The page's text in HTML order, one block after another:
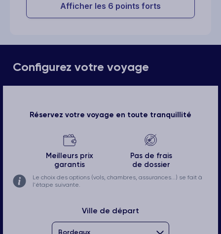
Afficher les 6 points forts
Configurez votre voyage
Réservez votre voyage en toute tranquillité
Meilleurs prix
garantis
Pas de frais
de dossier
Le choix des options (vols, chambres, assurances...) se fait à
l'étape suivante.
Ville de départ